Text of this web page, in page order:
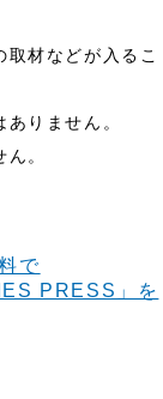
材などが入るこ
りません。
。
で
PRESS」を